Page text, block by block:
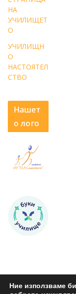
НА
УЧИЛИЩЕТ
О
УЧИЛИЩН
О
НАСТОЯТЕЛ
СТВО
Нашет
о лого
Ние използваме